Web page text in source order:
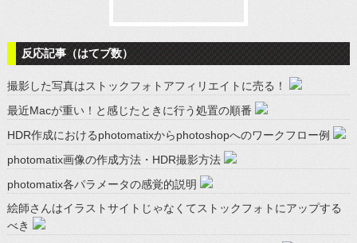
反応記事（はてブ数）
撮影した写真はストックフォトアフィリエイトに売る！
最近Macが重い！と感じたときに行う処置の順番
HDR作成におけるphotomatixからphotoshopへのワークフロー例
photomatix画像の作成方法・HDR撮影方法
photomatix各パラメータの感覚的説明
絵師さんはイラストサイトじゃなくてストックフォトにアップする
べき